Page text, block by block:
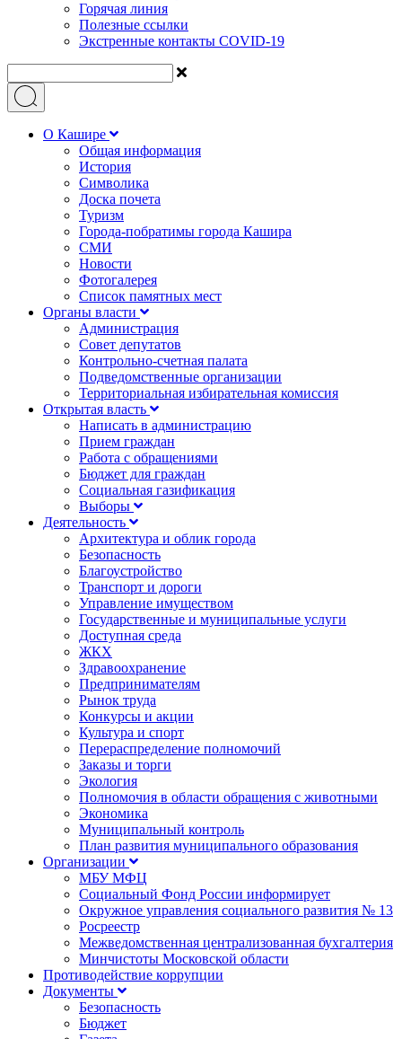
Горячая линия
Полезные ссылки
Экстренные контакты COVID-19
О Кашире
Общая информация
История
Символика
Доска почета
Туризм
Города-побратимы города Кашира
СМИ
Новости
Фотогалерея
Список памятных мест
Органы власти
Администрация
Совет депутатов
Контрольно-счетная палата
Подведомственные организации
Территориальная избирательная комиссия
Открытая власть
Написать в администрацию
Прием граждан
Работа с обращениями
Бюджет для граждан
Социальная газификация
Выборы
Деятельность
Архитектура и облик города
Безопасность
Благоустройство
Транспорт и дороги
Управление имуществом
Государственные и муниципальные услуги
Доступная среда
ЖКХ
Здравоохранение
Предпринимателям
Рынок труда
Конкурсы и акции
Культура и спорт
Перераспределение полномочий
Заказы и торги
Экология
Полномочия в области обращения с животными
Экономика
Муниципальный контроль
План развития муниципального образования
Организации
МБУ МФЦ
Социальный Фонд России информирует
Окружное управления социального развития № 13
Росреестр
Межведомственная централизованная бухгалтерия
Минчистоты Московской области
Противодействие коррупции
Документы
Безопасность
Бюджет